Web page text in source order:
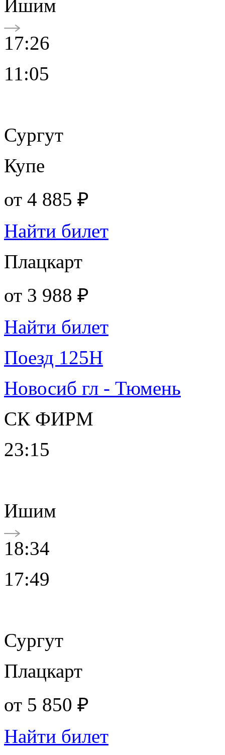
Ишим
17:26
11:05
Сургут
Купе
от 4 885 ₽
Найти билет
Плацкарт
от 3 988 ₽
Найти билет
Поезд 125Н
Новосиб гл - Тюмень
СК ФИРМ
23:15
Ишим
18:34
17:49
Сургут
Плацкарт
от 5 850 ₽
Найти билет